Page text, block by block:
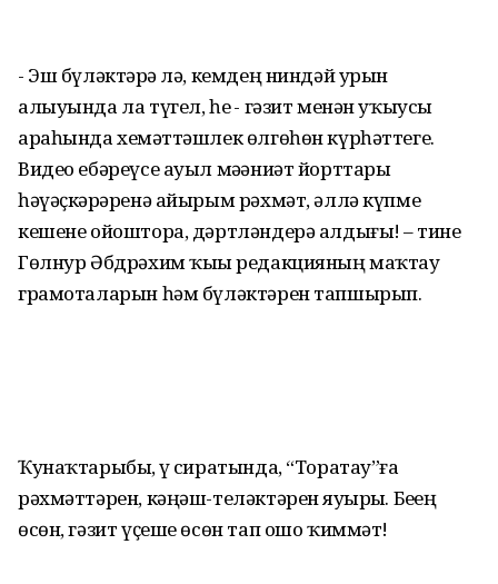
- Эш бүләктәрҙә лә, кемдең ниндәй урын
алыуында ла түгел, һеҙ - гәзит менән уҡыусы
араһында хеҙмәттәшлек өлгөһөн күрһәттегеҙ.
Видео ебәреүсе ауыл мәҙәниәт йорттары
һәүәҫкәрҙәренә айырым рәхмәт, әллә күпме
кешене ойоштора, дәртләндерә алдығыҙ! – тине
Гөлнур Әбдрәхим ҡыҙы редакцияның маҡтау
грамоталарын һәм бүләктәрен тапшырып.
Ҡунаҡтарыбыҙ, үҙ сиратында, “Торатау”ға
рәхмәттәрен, кәңәш-теләктәрен яуҙырҙы. Беҙҙең
өсөн, гәзит үҫеше өсөн тап ошо ҡиммәт!